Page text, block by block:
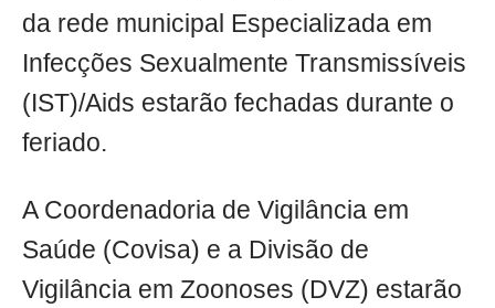
da rede municipal Especializada em
Infecções Sexualmente Transmissíveis
(IST)/Aids estarão fechadas durante o
feriado.
A Coordenadoria de Vigilância em
Saúde (Covisa) e a Divisão de
Vigilância em Zoonoses (DVZ) estarão